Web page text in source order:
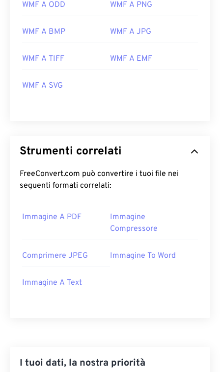
WMF A ODD WMF A PNG
WMF A BMP WMF A JPG
WMF A TIFF WMF A EMF
WMF A SVG
Strumenti correlati
FreeConvert.com può convertire i tuoi file nei
seguenti formati correlati:
Immagine A PDF
Immagine
Compressore
Comprimere JPEG Immagine To Word
Immagine A Text
I tuoi dati, la nostra priorità